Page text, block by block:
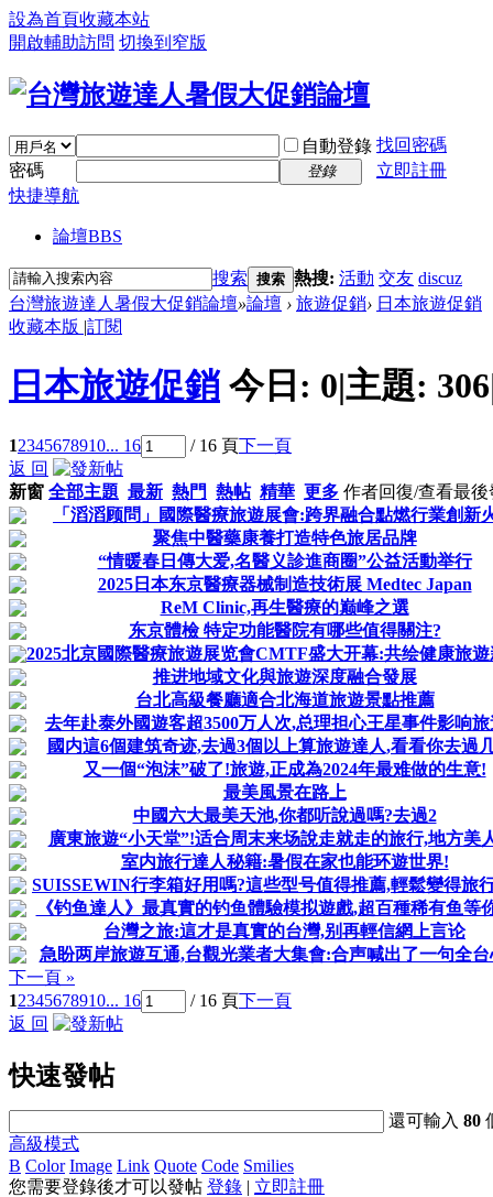
設為首頁收藏本站
開啟輔助訪問 切換到窄版
自動登錄 找回密碼
密碼
登錄
立即註冊
快捷導航
論壇BBS
搜索 搜索 熱搜: 活動 交友 discuz
台灣旅遊達人暑假大促銷論壇»論壇 › 旅遊促銷› 日本旅遊促銷
收藏本版 |訂閱
日本旅遊促銷 今日: 0|主題: 306
12345678910... 16 / 16 頁下一頁
返 回
新窗 全部主題 最新 熱門 熱帖 精華 更多 作者回復/查看最後
「滔滔顾問」國際醫療旅遊展會:跨界融合點燃行業創新
聚焦中醫藥康養打造特色旅居品牌
“情暖春日傳大爱,名醫义診進商圈”公益活動举行
2025日本东京醫療器械制造技術展 Medtec Japan
ReM Clinic,再生醫療的巅峰之選
东京體檢 特定功能醫院有哪些值得關注?
2025北京國際醫療旅遊展览會CMTF盛大开幕:共绘健康旅
推进地域文化與旅遊深度融合發展
台北高級餐廳適合北海道旅遊景點推薦
去年赴泰外國遊客超3500万人次,总理担心王星事件影响
國内這6個建筑奇迹,去過3個以上算旅遊達人,看看你去過
又一個“泡沫”破了!旅遊,正成為2024年最难做的生意!
最美風景在路上
中國六大最美天池,你都听說過嗎?去過2
廣東旅遊“小天堂”!适合周末来场說走就走的旅行,地方美
室内旅行達人秘籍:暑假在家也能环遊世界!
SUISSEWIN行李箱好用嗎?這些型号值得推薦,輕鬆變得旅
《钓鱼達人》最真實的钓鱼體驗模拟遊戲,超百種稀有鱼等
台灣之旅:這才是真實的台灣,别再輕信網上言论
急盼两岸旅遊互通,台觀光業者大集會:合声喊出了一句全
下一頁 »
12345678910... 16 / 16 頁下一頁
返 回
快速發帖
還可輸入80
高級模式
B Color Image Link Quote Code Smilies
您需要登錄後才可以發帖 登錄 | 立即註冊